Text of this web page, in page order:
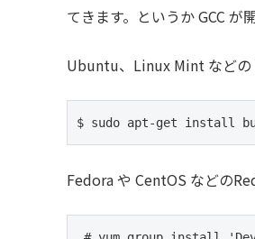
てきます。というか GCC が
Ubuntu、Linux Mint などの
$ sudo apt-get install
Fedora や CentOS などの